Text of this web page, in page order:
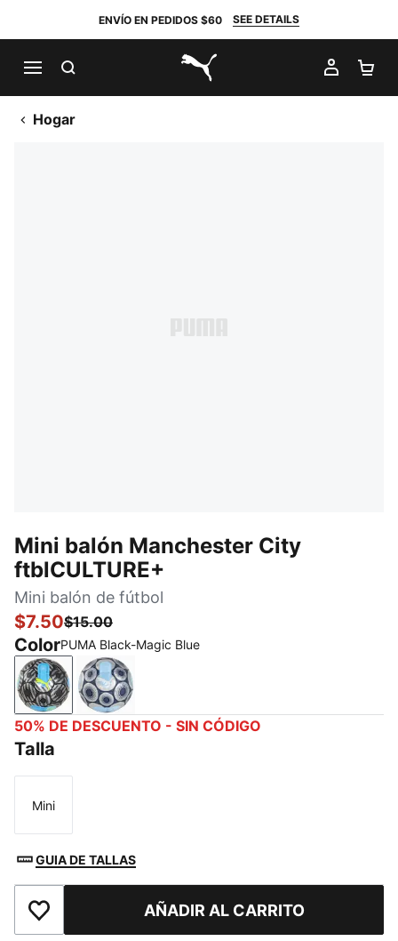
ENVÍO EN PEDIDOS $60 SEE DETAILS
PUMA.com
MI
Hogar
Mini balón Manchester City
ftblCULTURE+
Mini balón de fútbol
$7.50$15.00
ColorPUMA Black-Magic Blue
PUMA Black-Magic Blue
Club Navy-Team Light Blue
50% DE DESCUENTO - SIN CÓDIGO
Talla
Talla
Mini
GUIA DE TALLAS
Añadir a la lista de deseosAÑADIR AL CARRITO